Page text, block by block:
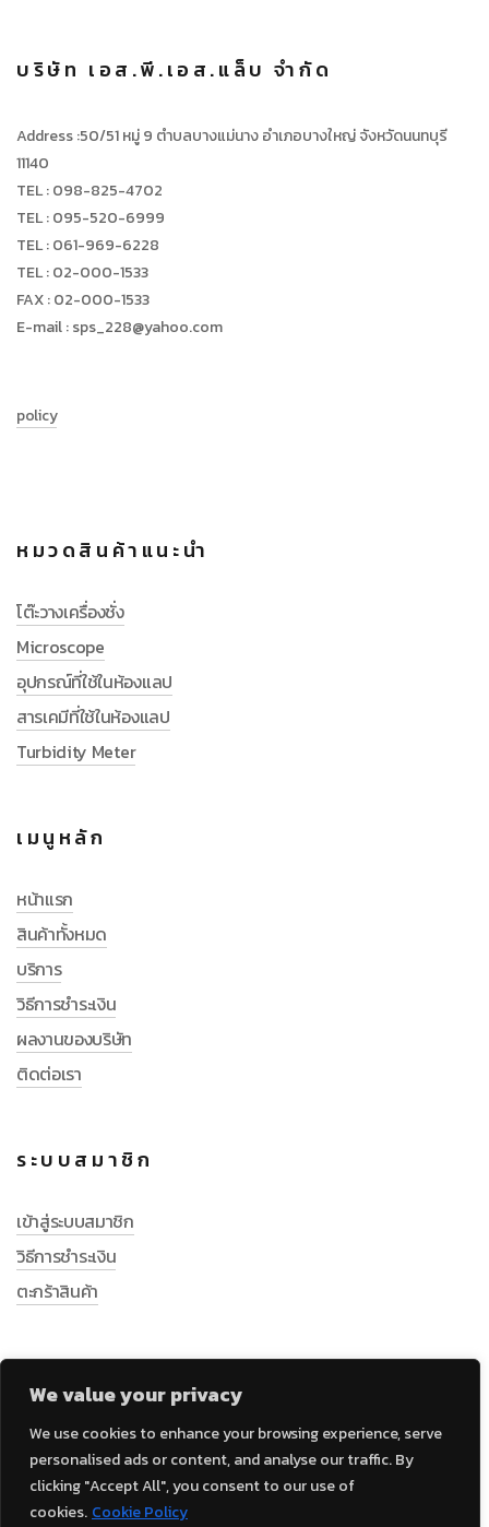
We value your privacy
We use cookies to enhance your browsing experience, serve
personalised ads or content, and analyse our traffic. By
clicking "Accept All", you consent to our use of
cookies. Cookie Policy
บริษัท เอส.พี.เอส.แล็บ จำกัด
Address :50/51 หมู่ 9 ตำบลบางแม่นาง อำเภอบางใหญ่ จังหวัดนนทบุรี
11140
TEL : 098-825-4702
TEL : 095-520-6999
TEL : 061-969-6228
TEL : 02-000-1533
FAX : 02-000-1533
E-mail : sps_228@yahoo.com
policy
หมวดสินค้าแนะนำ
โต๊ะวางเครื่องชั่ง
Microscope
อุปกรณ์ที่ใช้ในห้องแลป
สารเคมีที่ใช้ในห้องแลป
Turbidity Meter
เมนูหลัก
หน้าแรก
สินค้าทั้งหมด
บริการ
วิธีการชำระเงิน
ผลงานของบริษัท
ติดต่อเรา
ระบบสมาชิก
เข้าสู่ระบบสมาชิก
วิธีการชำระเงิน
ตะกร้าสินค้า